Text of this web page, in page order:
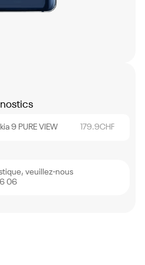
9 PURE VIEW 179.9CHF
veuillez-nous
06